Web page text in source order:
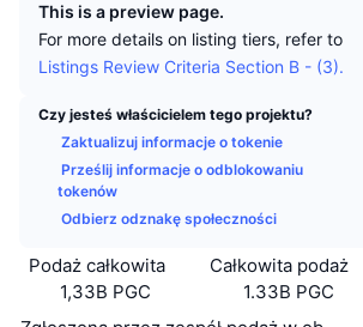
This is a preview page.
For more details on listing tiers, refer to
Listings Review Criteria Section B - (3).
Czy jesteś właścicielem tego projektu?
Zaktualizuj informacje o tokenie
Prześlij informacje o odblokowaniu
tokenów
Odbierz odznakę społeczności
Podaż całkowita
1,33B PGC
Całkowita podaż
1.33B PGC